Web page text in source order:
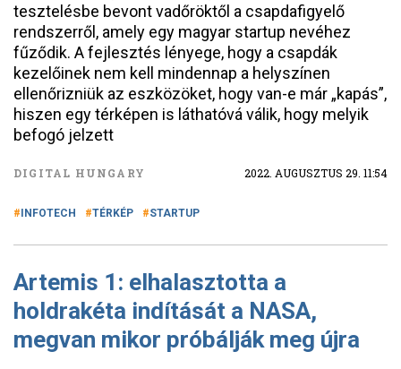
tesztelésbe bevont vadőröktől a csapdafigyelő
rendszerről, amely egy magyar startup nevéhez
fűződik. A fejlesztés lényege, hogy a csapdák
kezelőinek nem kell mindennap a helyszínen
ellenőrizniük az eszközöket, hogy van-e már „kapás”,
hiszen egy térképen is láthatóvá válik, hogy melyik
befogó jelzett
DIGITAL HUNGARY 2022. AUGUSZTUS 29. 11:54
INFOTECH TÉRKÉP STARTUP
Artemis 1: elhalasztotta a
holdrakéta indítását a NASA,
megvan mikor próbálják meg újra